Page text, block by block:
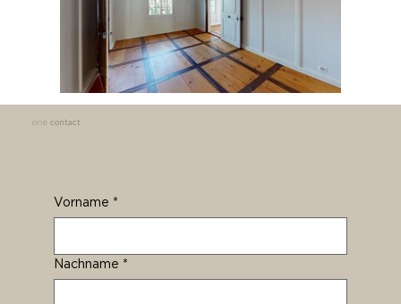
Vorname *
Nachname *
one contact